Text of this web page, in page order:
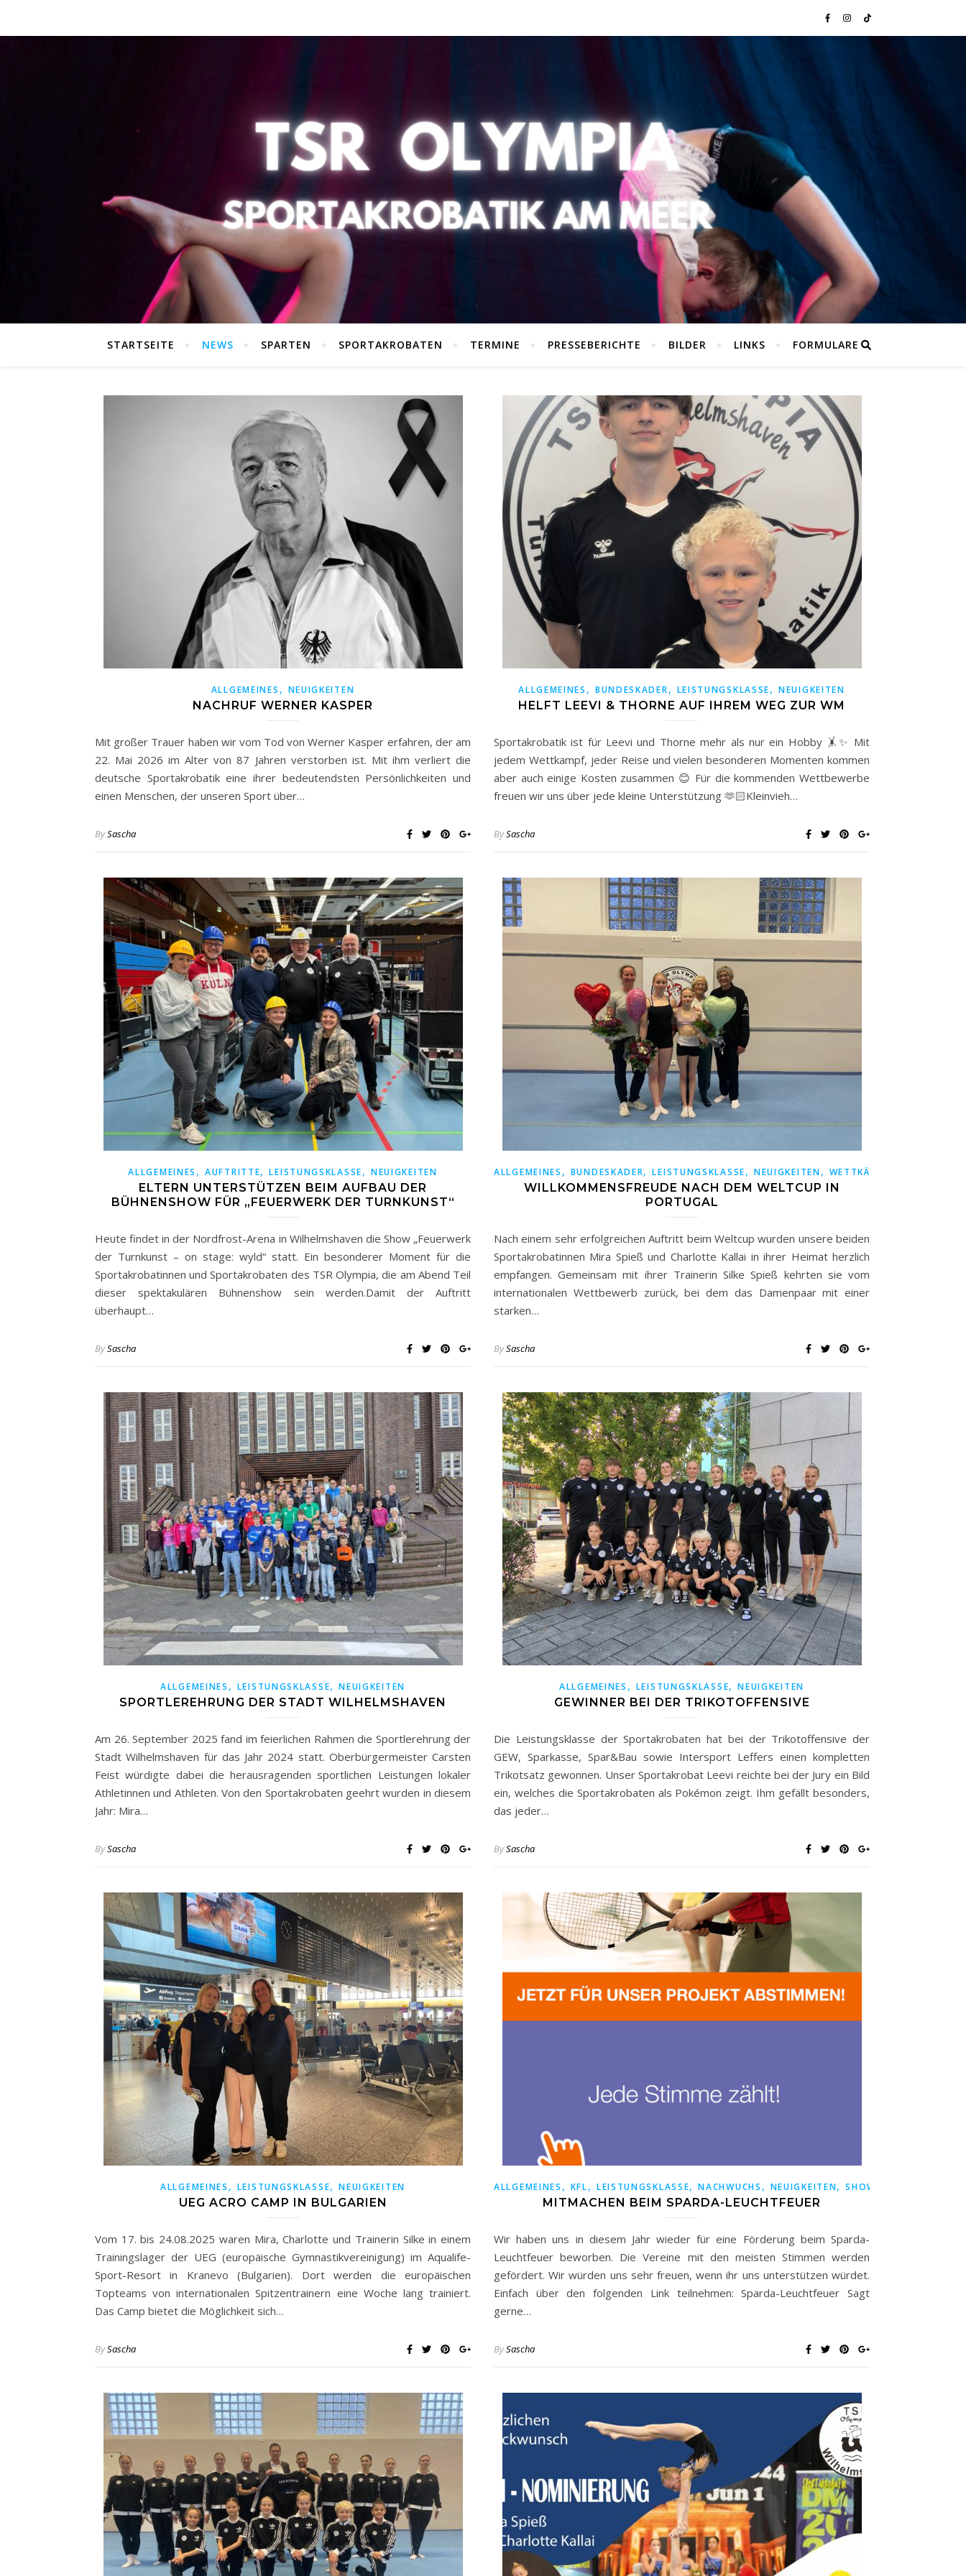
STARTSEITE NEWS SPARTEN SPORTAKROBATEN TERMINE PRESSEBERICHTE BILDER LINKS FORMULARE
ALLGEMEINES , NEUIGKEITEN
NACHRUF WERNER KASPER
Mit großer Trauer haben wir vom Tod von Werner Kasper erfahren, der am
22. Mai 2026 im Alter von 87 Jahren verstorben ist. Mit ihm verliert die
deutsche Sportakrobatik eine ihrer bedeutendsten Persönlichkeiten und
einen Menschen, der unseren Sport über…
BySascha
ALLGEMEINES , BUNDESKADER, LEISTUNGSKLASSE,NEUIGKEITEN
HELFT LEEVI & THORNE AUF IHREM WEG ZUR WM
Sportakrobatik ist für Leevi und Thorne mehr als nur ein Hobby 🤸✨ Mit
jedem Wettkampf, jeder Reise und vielen besonderen Momenten kommen
aber auch einige Kosten zusammen 😊 Für die kommenden Wettbewerbe
freuen wir uns über jede kleine Unterstützung 🫶🏻Kleinvieh…
BySascha
ALLGEMEINES ,AUFTRITTE,LEISTUNGSKLASSE, NEUIGKEITEN
ELTERN UNTERSTÜTZEN BEIM AUFBAU DER
BÜHNENSHOW FÜR „FEUERWERK DER TURNKUNST“
Heute findet in der Nordfrost-Arena in Wilhelmshaven die Show „Feuerwerk
der Turnkunst – on stage: wyld“ statt. Ein besonderer Moment für die
Sportakrobatinnen und Sportakrobaten des TSR Olympia, die am Abend Teil
dieser spektakulären Bühnenshow sein werden.Damit der Auftritt
überhaupt…
BySascha
ALLGEMEINES , BUNDESKADER,LEISTUNGSKLASSE, NEUIGKEITEN, WETTKÄMPFE
WILLKOMMENSFREUDE NACH DEM WELTCUP IN
PORTUGAL
Nach einem sehr erfolgreichen Auftritt beim Weltcup wurden unsere beiden
Sportakrobatinnen Mira Spieß und Charlotte Kallai in ihrer Heimat herzlich
empfangen. Gemeinsam mit ihrer Trainerin Silke Spieß kehrten sie vom
internationalen Wettbewerb zurück, bei dem das Damenpaar mit einer
starken…
BySascha
ALLGEMEINES , LEISTUNGSKLASSE,NEUIGKEITEN
SPORTLEREHRUNG DER STADT WILHELMSHAVEN
Am 26. September 2025 fand im feierlichen Rahmen die Sportlerehrung der
Stadt Wilhelmshaven für das Jahr 2024 statt. Oberbürgermeister Carsten
Feist würdigte dabei die herausragenden sportlichen Leistungen lokaler
Athletinnen und Athleten. Von den Sportakrobaten geehrt wurden in diesem
Jahr: Mira…
BySascha
ALLGEMEINES , LEISTUNGSKLASSE,NEUIGKEITEN
GEWINNER BEI DER TRIKOTOFFENSIVE
Die Leistungsklasse der Sportakrobaten hat bei der Trikotoffensive der
GEW, Sparkasse, Spar&Bau sowie Intersport Leffers einen kompletten
Trikotsatz gewonnen. Unser Sportakrobat Leevi reichte bei der Jury ein Bild
ein, welches die Sportakrobaten als Pokémon zeigt. Ihm gefällt besonders,
das jeder…
BySascha
ALLGEMEINES , LEISTUNGSKLASSE,NEUIGKEITEN
UEG ACRO CAMP IN BULGARIEN
Vom 17. bis 24.08.2025 waren Mira, Charlotte und Trainerin Silke in einem
Trainingslager der UEG (europäische Gymnastikvereinigung) im Aqualife-
Sport-Resort in Kranevo (Bulgarien). Dort werden die europäischen
Topteams von internationalen Spitzentrainern eine Woche lang trainiert.
Das Camp bietet die Möglichkeit sich…
BySascha
ALLGEMEINES , KFL, LEISTUNGSKLASSE,NACHWUCHS , NEUIGKEITEN,SHOWTEAM
MITMACHEN BEIM SPARDA-LEUCHTFEUER
Wir haben uns in diesem Jahr wieder für eine Förderung beim Sparda-
Leuchtfeuer beworben. Die Vereine mit den meisten Stimmen werden
gefördert. Wir würden uns sehr freuen, wenn ihr uns unterstützen würdet.
Einfach über den folgenden Link teilnehmen: Sparda-Leuchtfeuer Sagt
gerne…
BySascha